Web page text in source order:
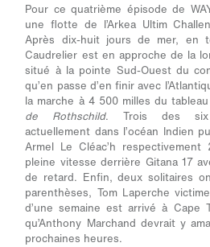
Pour ce quatrième épisode de
une flotte de l’Arkea Ultim
Après dix-huit jours de mer, en
Caudrelier est en approche de la
situé à la pointe Sud-Ouest du
qu’en passe d’en finir avec
la marche à 4 500 milles du
de Rothschild. Trois des six
actuellement dans l’océan Indien
Armel Le Cléac’h respectivement
pleine vitesse derrière Gitana 17
de retard. Enfin, deux solitaires
parenthèses, Tom Laperche
d’une semaine est arrivé à Cape
qu’Anthony Marchand devrait y
prochaines heures.